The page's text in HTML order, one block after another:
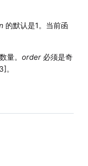
的默认是1。当前函
量。 order必须是奇
。